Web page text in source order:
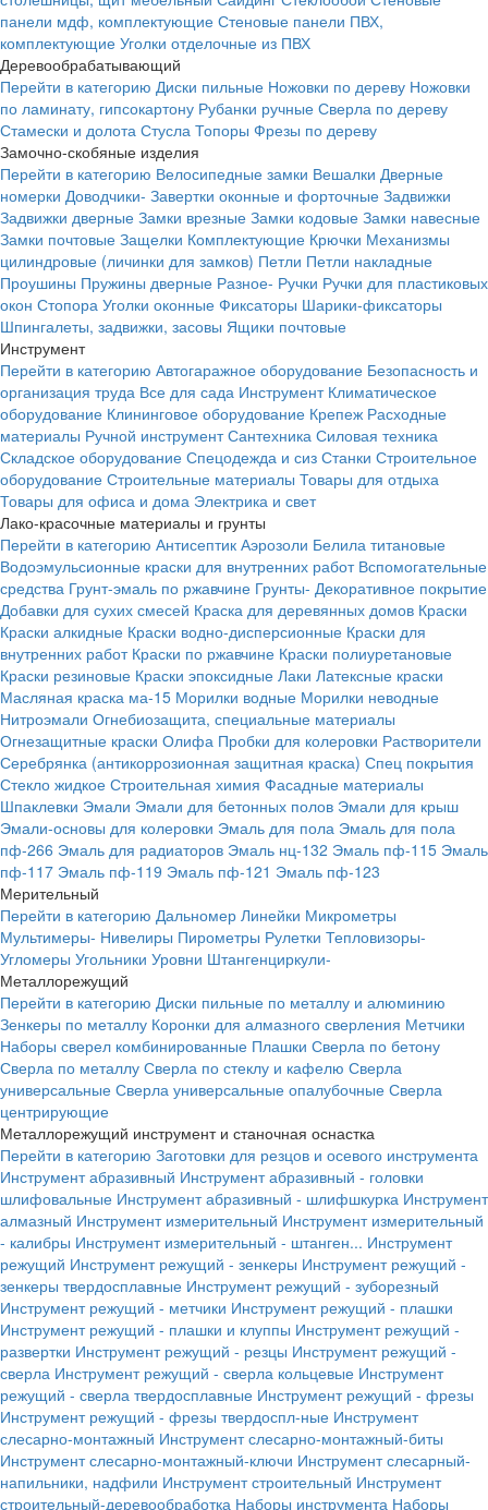
панели мдф, комплектующие Стеновые панели ПВХ,
комплектующие Уголки отделочные из ПВХ
Деревообрабатывающий
Перейти в категорию Диски пильные Ножовки по дереву Ножовки
по ламинату, гипсокартону Рубанки ручные Сверла по дереву
Стамески и долота Стусла Топоры Фрезы по дереву
Замочно-скобяные изделия
Перейти в категорию Велосипедные замки Вешалки Дверные
номерки Доводчики- Завертки оконные и форточные Задвижки
Задвижки дверные Замки врезные Замки кодовые Замки навесные
Замки почтовые Защелки Комплектующие Крючки Механизмы
цилиндровые (личинки для замков) Петли Петли накладные
Проушины Пружины дверные Разное- Ручки Ручки для пластиковых
окон Стопора Уголки оконные Фиксаторы Шарики-фиксаторы
Шпингалеты, задвижки, засовы Ящики почтовые
Инструмент
Перейти в категорию Автогаражное оборудование Безопасность и
организация труда Все для сада Инструмент Климатическое
оборудование Клининговое оборудование Крепеж Расходные
материалы Ручной инструмент Сантехника Силовая техника
Складское оборудование Спецодежда и сиз Станки Строительное
оборудование Строительные материалы Товары для отдыха
Товары для офиса и дома Электрика и свет
Лако-красочные материалы и грунты
Перейти в категорию Антисептик Аэрозоли Белила титановые
Водоэмульсионные краски для внутренних работ Вспомогательные
средства Грунт-эмаль по ржавчине Грунты- Декоративное покрытие
Добавки для сухих смесей Краска для деревянных домов Краски
Краски алкидные Краски водно-дисперсионные Краски для
внутренних работ Краски по ржавчине Краски полиуретановые
Краски резиновые Краски эпоксидные Лаки Латексные краски
Масляная краска ма-15 Морилки водные Морилки неводные
Нитроэмали Огнебиозащита, специальные материалы
Огнезащитные краски Олифа Пробки для колеровки Растворители
Серебрянка (антикоррозионная защитная краска) Спец покрытия
Стекло жидкое Строительная химия Фасадные материалы
Шпаклевки Эмали Эмали для бетонных полов Эмали для крыш
Эмали-основы для колеровки Эмаль для пола Эмаль для пола
пф-266 Эмаль для радиаторов Эмаль нц-132 Эмаль пф-115 Эмаль
пф-117 Эмаль пф-119 Эмаль пф-121 Эмаль пф-123
Мерительный
Перейти в категорию Дальномер Линейки Микрометры
Мультимеры- Нивелиры Пирометры Рулетки Тепловизоры-
Угломеры Угольники Уровни Штангенциркули-
Металлорежущий
Перейти в категорию Диски пильные по металлу и алюминию
Зенкеры по металлу Коронки для алмазного сверления Метчики
Наборы сверел комбинированные Плашки Сверла по бетону
Сверла по металлу Сверла по стеклу и кафелю Сверла
универсальные Сверла универсальные опалубочные Сверла
центрирующие
Металлорежущий инструмент и станочная оснастка
Перейти в категорию Заготовки для резцов и осевого инструмента
Инструмент абразивный Инструмент абразивный - головки
шлифовальные Инструмент абразивный - шлифшкурка Инструмент
алмазный Инструмент измерительный Инструмент измерительный
- калибры Инструмент измерительный - штанген... Инструмент
режущий Инструмент режущий - зенкеры Инструмент режущий -
зенкеры твердосплавные Инструмент режущий - зуборезный
Инструмент режущий - метчики Инструмент режущий - плашки
Инструмент режущий - плашки и клуппы Инструмент режущий -
развертки Инструмент режущий - резцы Инструмент режущий -
сверла Инструмент режущий - сверла кольцевые Инструмент
режущий - сверла твердосплавные Инструмент режущий - фрезы
Инструмент режущий - фрезы твердоспл-ные Инструмент
слесарно-монтажный Инструмент слесарно-монтажный-биты
Инструмент слесарно-монтажный-ключи Инструмент слесарный-
напильники, надфили Инструмент строительный Инструмент
строительный-деревообработка Наборы инструмента Наборы